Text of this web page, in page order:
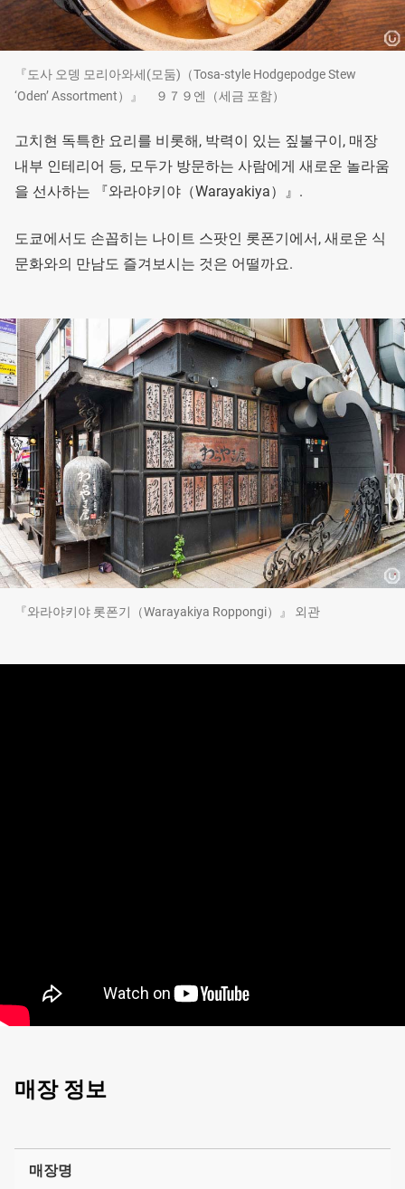
『도사 오뎅 모리아와세(모둠)（Tosa-style Hodgepodge Stew
‘Oden’ Assortment）』 ９７９엔（세금 포함）
고치현 독특한 요리를 비롯해, 박력이 있는 짚불구이, 매장
내부 인테리어 등, 모두가 방문하는 사람에게 새로운 놀라움
을 선사하는 『와라야키야（Warayakiya）』.
도쿄에서도 손꼽히는 나이트 스팟인 롯폰기에서, 새로운 식
문화와의 만남도 즐겨보시는 것은 어떨까요.
『와라야키야 롯폰기（Warayakiya Roppongi）』 외관
매장 정보
매장명